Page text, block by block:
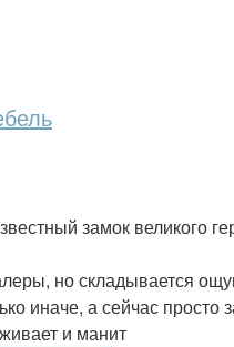
замок великого
но складывается
иначе, а сейчас просто
и манит